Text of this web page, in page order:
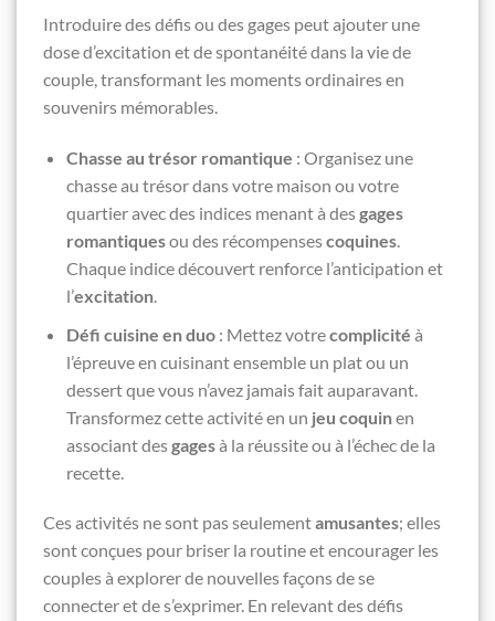
Introduire des défis ou des gages peut ajouter une
dose d’excitation et de spontanéité dans la vie de
couple, transformant les moments ordinaires en
souvenirs mémorables.
Chasse au trésor romantique : Organisez une
chasse au trésor dans votre maison ou votre
quartier avec des indices menant à desgages
romantiquesou des récompensescoquines.
Chaque indice découvert renforce l’anticipation et
l’excitation.
Défi cuisine en duo: Mettez votrecomplicité à
l’épreuve en cuisinant ensemble un plat ou un
dessert que vous n’avez jamais fait auparavant.
Transformez cette activité en un jeu coquinen
associant desgagesà la réussite ou à l’échec de la
recette.
Ces activités ne sont pas seulementamusantes; elles
sont conçues pour briser la routine et encourager les
couples à explorer de nouvelles façons de se
connecter et de s’exprimer. En relevant des défis